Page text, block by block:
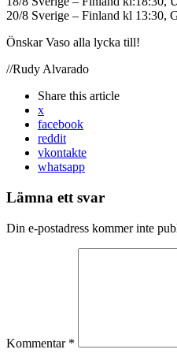
20/8 Sverige – Finland kl 13:30,
Önskar Vaso alla lycka till!
//Rudy Alvarado
Share this article
x
facebook
reddit
vkontakte
whatsapp
Lämna ett svar
Din e-postadress kommer inte
Kommentar *